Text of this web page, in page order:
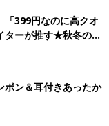
399円なのに高クオ
ターが推す★秋冬のお
ポン＆耳付きあったか